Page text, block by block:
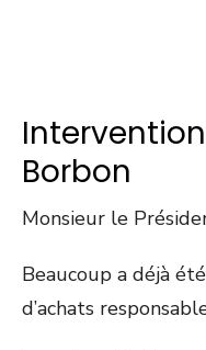
Borbon
Monsieur le
Beaucoup a déjà
d’achats